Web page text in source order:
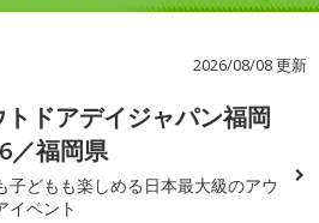
2026/08/08 更新
トドアデイジャパン福岡
／福岡県
子どもも楽しめる日本最大級のアウ
イベント